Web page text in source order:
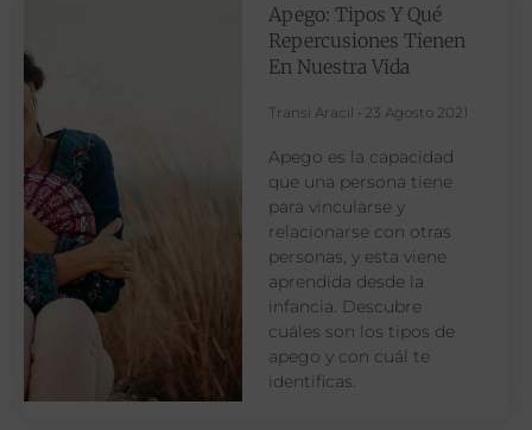
Apego: Tipos Y Qué
Repercusiones Tienen
En Nuestra Vida
Transi Aracil 23 Agosto 2021
Apego es la capacidad
que una persona tiene
para vincularse y
relacionarse con otras
personas, y esta viene
aprendida desde la
infancia. Descubre
cuáles son los tipos de
apego y con cuál te
identificas.